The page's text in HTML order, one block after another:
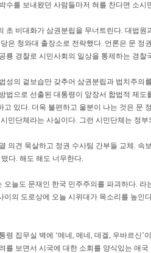
수를 보내왔던 사람들마저 혀를 찬다면 소시
초 비대화가 삼권분립을 무너트린다. 대법원
은 청와대 출장소로 전락했다. 언론은 문 정
룡 경찰로 시민사회의 일상을 통제하는 경
성의 겉보습만 갖추어 삼권분립과 법치주의
법으로 선출된 대통령이 앞장서 합법적 제
고 있다. 더욱 불편하고 울분이 나는 것은 문
민단체라는 사실이다. 그런 시민단체는 정
의견 묵살하고 정권 수사팀 간부들 교체. 속
떴다. 해도 해도 너무한다.
오늘도 문재인 한국 민주주의를 파괴하다. 라
이의 도로상에 오늘 시위대가 목소리를 높인
령 집무실 벽에 ‘메네, 메네, 데겔, 우바르신’
를 보면서 시국에 대한 소회를 양식있는 애